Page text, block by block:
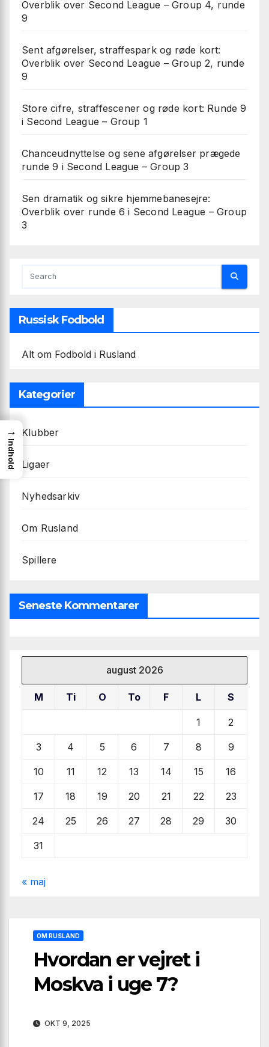
Overblik over Second League – Group 4, runde
9
Sent afgørelser, straffespark og røde kort:
Overblik over Second League – Group 2, runde
9
Store cifre, straffescener og røde kort: Runde 9
i Second League – Group 1
Chanceudnyttelse og sene afgørelser prægede
runde 9 i Second League – Group 3
Sen dramatik og sikre hjemmebanesejre:
Overblik over runde 6 i Second League – Group
3
Russisk Fodbold
Alt om Fodbold i Rusland
Kategorier
Klubber
Ligaer
Nyhedsarkiv
Om Rusland
Spillere
Seneste Kommentarer
august 2026
M Ti O To F L S
1 2
3 4 5 6 7 8 9
10 11 12 13 14 15 16
17 18 19 20 21 22 23
24 25 26 27 28 29 30
31
« maj
OM RUSLAND
Hvordan er vejret i
Moskva i uge 7?
OKT 9, 2025
→
Indhold